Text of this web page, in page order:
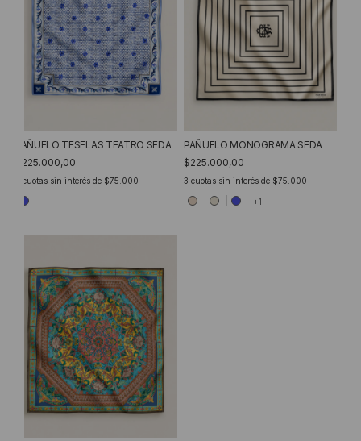
PAÑUELO TESELAS TEATRO SEDA
$225.000,00
cuotas sin interés de $75.000
PAÑUELO MONOGRAMA SEDA
$225.000,00
3 cuotas sin interés de $75.000
+1